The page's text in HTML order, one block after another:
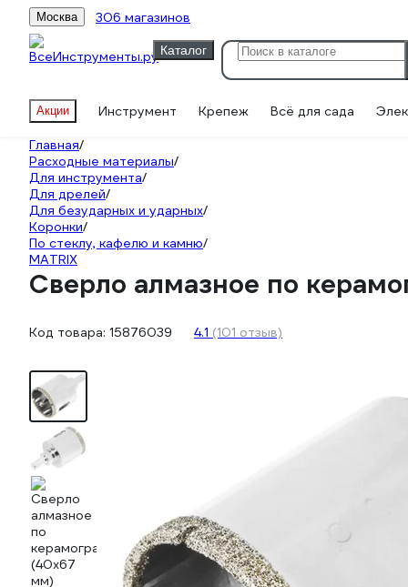
Москва 306 магазинов
Каталог
Акции Инструмент Крепеж Всё для сада
Главная/
Расходные материалы/
Для инструмента/
Для дрелей/
Для безударных и ударных/
Коронки/
По стеклу, кафелю и камню/
MATRIX
Сверло алмазное по
Код товара: 15876039 4.1 (101 отзыв)